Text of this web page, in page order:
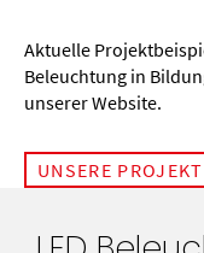
Aktuelle
Beleuchtung in
unserer Website.
UNSERE